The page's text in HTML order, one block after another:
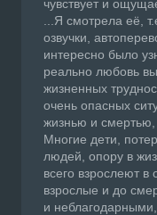
чувствует и
...Я смотрела её,
озвучки,
интересно было
реально любовь
жизненных
очень опасных
жизнью и смертью,
Многие дети,
людей, опору в
всего взрослеют
взрослые и до
и